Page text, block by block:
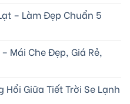
– Làm Đẹp Chuẩn 5
Mái Che Đẹp, Giá Rẻ,
Hổi Giữa Tiết Trời Se Lạnh